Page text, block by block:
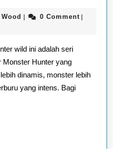
&
Monster
Hunter
Wilds:
Kuasai
Lesa
| 0 Comment |
wild ini adalah seri
Monster Hunter yang
dinamis, monster lebih
yang intens. Bagi